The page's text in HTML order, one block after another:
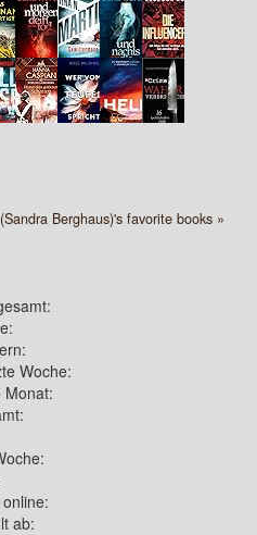
Berghaus)'s favorite books »
Woche:
Monat:
ab: